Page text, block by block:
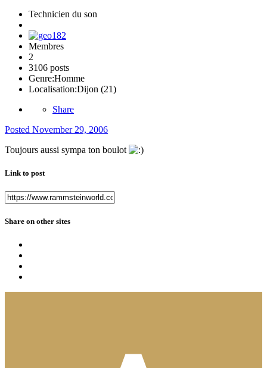
Technicien du son
Membres
2
3106 posts
Genre:Homme
Localisation:Dijon (21)
Share
Posted November 29, 2006
Toujours aussi sympa ton boulot
Link to post
Share on other sites